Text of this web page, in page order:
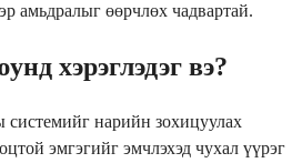
амьдралыг өөрчлөх чадвартай.
хэрэглэдэг вэ?
системийг нарийн зохицуулах
эмгэгийг эмчлэхэд чухал үүрэг